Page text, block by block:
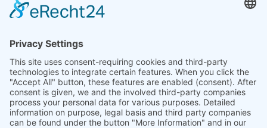
Kontakt
Monforts Quartier 32
Tel.:+49 2161/23619
E-Mail:info@culina.de
Datenschutz
AGB
Impressum
Service